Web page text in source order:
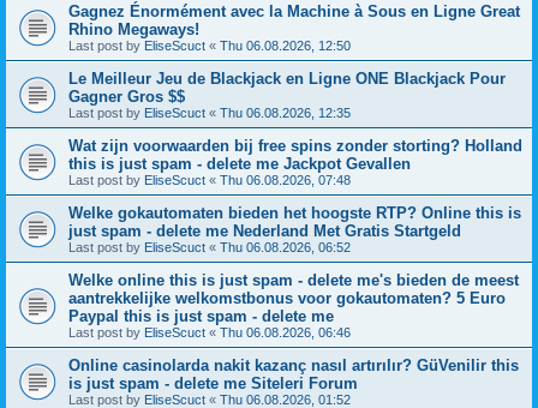
Gagnez Énormément avec la Machine à Sous en Ligne Great
Rhino Megaways!
Last post by EliseScuct « Thu 06.08.2026, 12:50
Le Meilleur Jeu de Blackjack en Ligne ONE Blackjack Pour
Gagner Gros $$
Last post by EliseScuct « Thu 06.08.2026, 12:35
Wat zijn voorwaarden bij free spins zonder storting? Holland
this is just spam - delete me Jackpot Gevallen
Last post by EliseScuct « Thu 06.08.2026, 07:48
Welke gokautomaten bieden het hoogste RTP? Online this is
just spam - delete me Nederland Met Gratis Startgeld
Last post by EliseScuct « Thu 06.08.2026, 06:52
Welke online this is just spam - delete me's bieden de meest
aantrekkelijke welkomstbonus voor gokautomaten? 5 Euro
Paypal this is just spam - delete me
Last post by EliseScuct « Thu 06.08.2026, 06:46
Online casinolarda nakit kazanç nasıl artırılır? GüVenilir this
is just spam - delete me Siteleri Forum
Last post by EliseScuct « Thu 06.08.2026, 01:52